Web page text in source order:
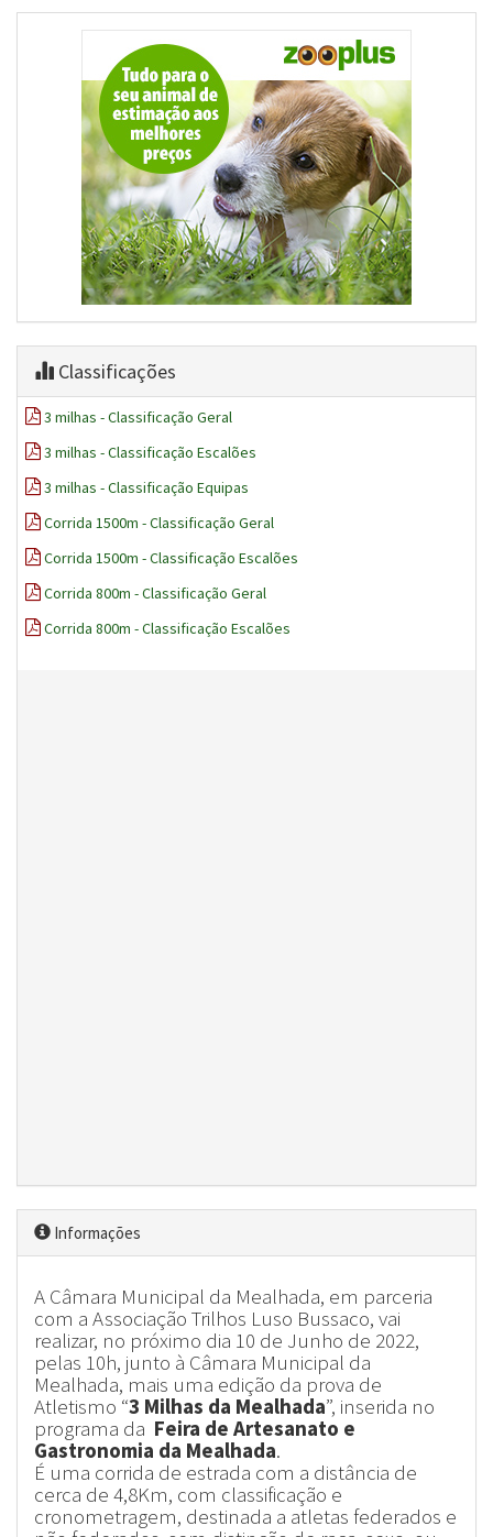
Classificações
3 milhas - Classificação Geral
3 milhas - Classificação Escalões
3 milhas - Classificação Equipas
Corrida 1500m - Classificação Geral
Corrida 1500m - Classificação Escalões
Corrida 800m - Classificação Geral
Corrida 800m - Classificação Escalões
Informações
A Câmara Municipal da Mealhada, em parceria
com a Associação Trilhos Luso Bussaco, vai
realizar, no próximo dia 10 de Junho de 2022,
pelas 10h, junto à Câmara Municipal da
Mealhada, mais uma edição da prova de
Atletismo “3 Milhas da Mealhada”, inserida no
programa da Feira de Artesanato e
Gastronomia da Mealhada.
É uma corrida de estrada com a distância de
cerca de 4,8Km, com classificação e
cronometragem, destinada a atletas federados e